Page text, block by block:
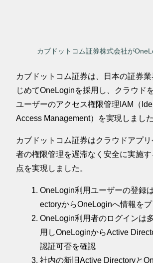
カブドットコム証券株式会社が
カブドットコム証券は、日本の証券
じめてOneLoginを採用し、クラウド
ユーザーのアクセス権限管理IAM（
Access Management）を実現しました
カブドットコム証券はクラウドアプ
者の権限管理を遅滞なく安全に実施す
点を実現しました。
OneLogin利用ユーザーの登録
ectoryからOneLoginへ情報をプ
OneLogin利用者のログインは
用しOneLoginからActive
認証可否を確認
社内の新旧Active Directoryと